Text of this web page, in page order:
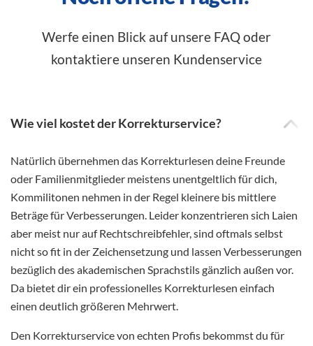
Werfe einen Blick auf unsere FAQ oder
kontaktiere unseren Kundenservice
Wie viel kostet der Korrekturservice?
Natürlich übernehmen das Korrekturlesen deine Freunde
oder Familienmitglieder meistens unentgeltlich für dich,
Kommilitonen nehmen in der Regel kleinere bis mittlere
Beträge für Verbesserungen. Leider konzentrieren sich Laien
aber meist nur auf Rechtschreibfehler, sind oftmals selbst
nicht so fit in der Zeichensetzung und lassen Verbesserungen
bezüglich des akademischen Sprachstils gänzlich außen vor.
Da bietet dir ein professionelles Korrekturlesen einfach
einen deutlich größeren Mehrwert.
Den Korrekturservice von echten Profis bekommst du für